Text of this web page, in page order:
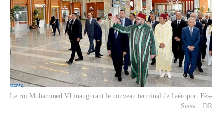
Le roi Mohammed VI inaugurant le nouveau terminal de l'aéroport Fès-
Saïss. . DR